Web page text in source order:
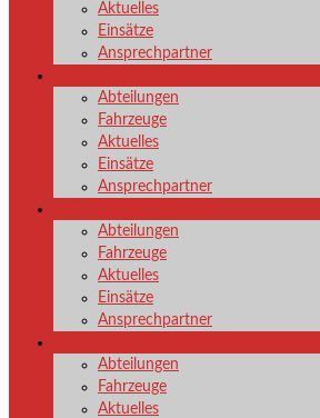
Aktuelles
Einsätze
Ansprechpartner
Abteilungen
Fahrzeuge
Aktuelles
Einsätze
Ansprechpartner
Abteilungen
Fahrzeuge
Aktuelles
Einsätze
Ansprechpartner
Abteilungen
Fahrzeuge
Aktuelles